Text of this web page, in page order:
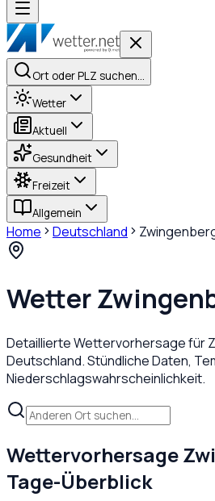
Ort oder PLZ suchen…
Wetter
Aktuell
Gesundheit
Freizeit
Allgemein
Home Deutschland
Wetter
Detaillierte Wettervorhersage für
Deutschland. Stündliche Daten,
Niederschlagswahrscheinlichkeit.
Wettervorhersage
Tage-Überblick